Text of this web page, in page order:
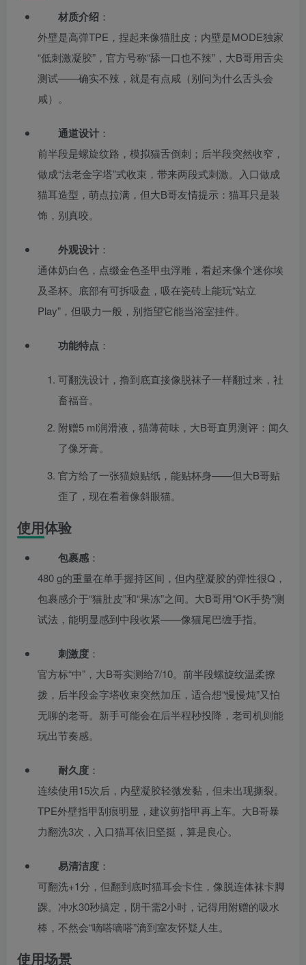
材质介绍 ：
外壁是高弹TPE，捏起来像猫肚皮；内壁是MODE独家
“低刺激凝胶”，官方号称“舔一口也不辣”，大B哥用舌尖
测试——确实不辣，就是有点咸（别问为什么舌头会
咸）。
通道设计 ：
前半段是螺旋纹路，模拟猫舌倒刺；后半段突然收窄，
做成“法老金字塔”式收束，带来两段式刺激。入口做成
猫耳造型，萌点拉满，但大B哥友情提示：猫耳只是装
饰，别真咬。
外观设计 ：
通体奶白色，点缀金色圣甲虫浮雕，看起来像个迷你埃
及圣杯。底部有可拆吸盘，吸在瓷砖上能玩“站立
Play”，但吸力一般，别指望它能当浴室挂件。
功能特点 ：
可翻洗设计，撸到底直接像脱袜子一样翻过来，社
畜福音。
附赠5 ml润滑液，猫薄荷味，大B哥直男测评：闻久
了像牙膏。
官方给了一张猫娘贴纸，能贴杯身——但大B哥贴
歪了，现在看着像斜眼猫。
使用体验
包裹感 ：
480 g的重量在单手握持区间，但内壁凝胶的弹性很Q，
包裹感介于“猫肚皮”和“果冻”之间。大B哥用“OK手势”测
试法，能明显感到中段收紧——像猫尾巴缠手指。
刺激度 ：
官方标“中”，大B哥实测给7/10。前半段螺旋纹温柔撩
拨，后半段金字塔收束突然加压，适合想“慢慢炖”又怕
无聊的老哥。新手可能会在后半程秒投降，老司机则能
玩出节奏感。
耐久度 ：
连续使用15次后，内壁凝胶轻微发黏，但未出现撕裂。
TPE外壁指甲刮痕明显，建议剪指甲再上车。大B哥暴
力翻洗3次，入口猫耳依旧坚挺，算是良心。
易清洁度 ：
可翻洗+1分，但翻到底时猫耳会卡住，像脱连体袜卡脚
踝。冲水30秒搞定，阴干需2小时，记得用附赠的吸水
棒，不然会“嘀嗒嘀嗒”滴到室友怀疑人生。
使用场景